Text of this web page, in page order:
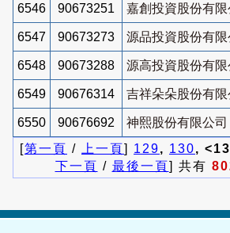
6546 90673251 嘉創投資股份有限
6547 90673273 源品投資股份有限
6548 90673288 源高投資股份有限
6549 90676314 吉祥朵朵股份有限
6550 90676692
神熙股份有限公司
[第一頁 / 上一頁] 129, 130,
下一頁 / 最後一頁] 共有